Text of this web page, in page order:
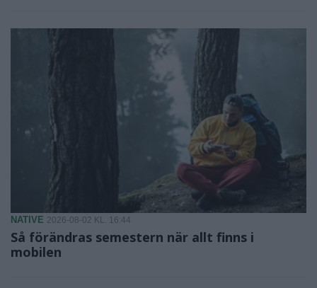
NATIVE 2026-08-02 KL. 16:44
Så förändras semestern när allt finns i
mobilen